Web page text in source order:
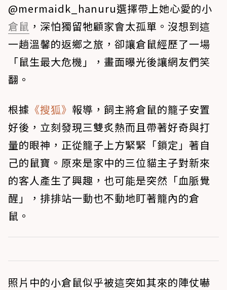
@mermaidk_hanuru選擇帶上她心愛的小
倉鼠 ，深怕獨留牠顧家會太孤單。沒想到這
一趟溫馨的返鄉之旅，卻讓倉鼠經歷了一場
「鼠生最大危機」，畫面曝光後讓網友們笑
翻。
根據 《搜狐》 報導，飼主將倉鼠的籠子安置
好後，立刻發現三雙炙熱而且帶著好奇與打
量的眼神，正從籠子上方緊緊「鎖定」著自
己的鼠寶。原來是家中的三位貓主子對新來
的客人產生了興趣，也可能是突然「血脈覺
醒」，排排站一動也不動地盯著籠內的倉
鼠。
照片中的小倉鼠似乎被這突如其來的陣仗嚇